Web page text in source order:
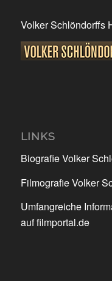
Volker Schlöndorffs
LINKS
Biografie Volker
Filmografie Volker
Umfangreiche
auf filmportal.de